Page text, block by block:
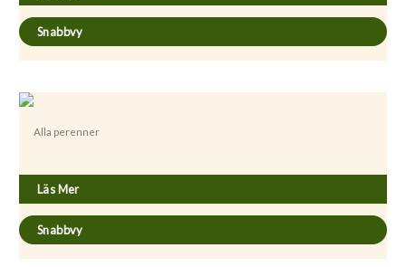
Snabbvy
Alla perenner
Läs Mer
Snabbvy